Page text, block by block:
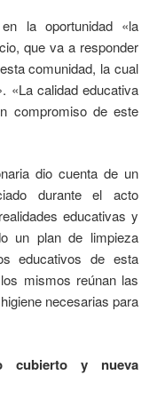
la oportunidad «la
que va a responder
comunidad, la cual
«La calidad educativa
compromiso de este
dio cuenta de un
durante el acto
educativas y
un plan de limpieza
educativos de esta
mismos reúnan las
necesarias para
cubierto y nueva